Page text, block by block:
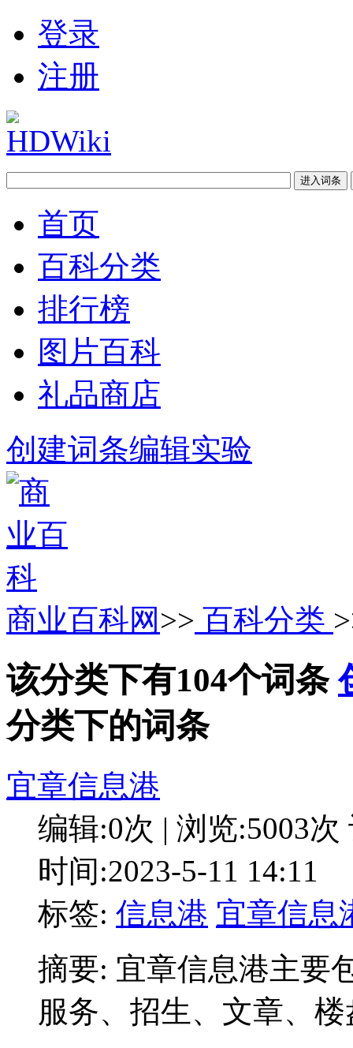
登录
注册
首页
百科分类
排行榜
图片百科
礼品商店
创建词条编辑实验
商业百科网 >> 百科分类
该分类下有104个词条
分类下的词条
宜章信息港
编辑:0次 | 浏览:5003次
时间:2023-5-11 14:11
标签: 信息港 宜章信息
摘要: 宜章信息港主要
服务、招生、文章、